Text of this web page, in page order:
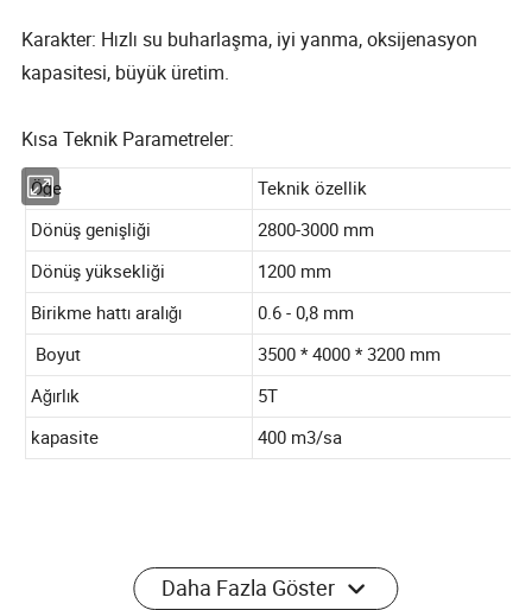
Karakter: Hızlı su buharlaşma, iyi yanma, oksijenasyon
kapasitesi, büyük üretim.
Kısa Teknik Parametreler:
Öğe
Dönüş genişliği
2800-3000 mm
3500 * 4000 * 3200 mm
Daha Fazla Göster